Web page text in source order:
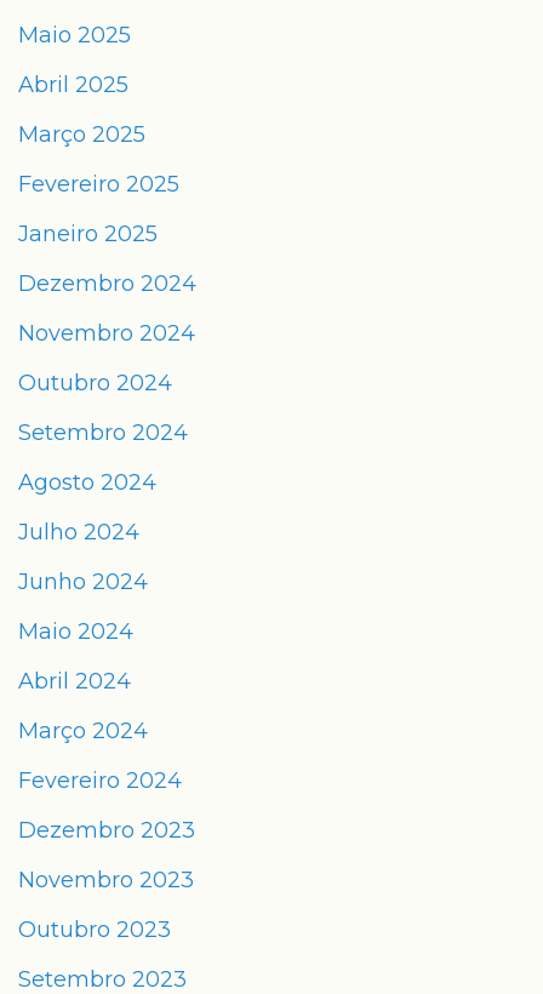
Maio 2025
Abril 2025
Março 2025
Fevereiro 2025
Janeiro 2025
Dezembro 2024
Novembro 2024
Outubro 2024
Setembro 2024
Agosto 2024
Julho 2024
Junho 2024
Maio 2024
Abril 2024
Março 2024
Fevereiro 2024
Dezembro 2023
Novembro 2023
Outubro 2023
Setembro 2023